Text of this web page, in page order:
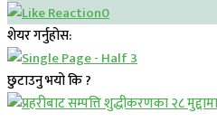
0
शेयर गर्नुहोस:
छुटाउनु भयो कि ?